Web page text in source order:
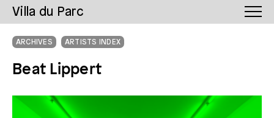
Villa du Parc
ARCHIVES ARTISTS INDEX
Beat Lippert